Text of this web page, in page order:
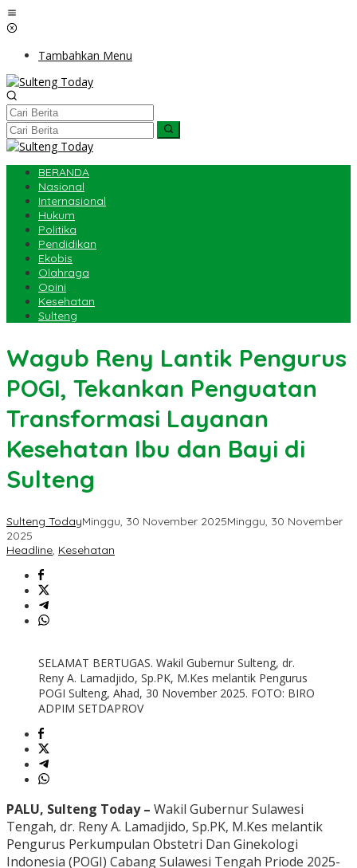
Lewati
ke
Tambahkan Menu
BERANDA
Nasional
Internasional
Hukum
Politika
Pendidikan
Ekobis
Olahraga
Opini
Kesehatan
Sulteng
Wagub Reny Lantik Pengurus
POGI, Tekankan Penguatan
Transformasi Layanan
Kesehatan Ibu dan Bayi di
Sulteng
Sulteng TodayMinggu, 30 November 2025Minggu, 30 November
2025
Headline, Kesehatan
SELAMAT BERTUGAS. Wakil Gubernur Sulteng, dr.
Reny A. Lamadjido, Sp.PK, M.Kes melantik Pengurus
POGI Sulteng, Ahad, 30 November 2025. FOTO: BIRO
ADPIM SETDAPROV
PALU, Sulteng Today – Wakil Gubernur Sulawesi
Tengah, dr. Reny A. Lamadjido, Sp.PK, M.Kes melantik
Pengurus Perkumpulan Obstetri Dan Ginekologi
Indonesia (POGI) Cabang Sulawesi Tengah Priode 2025-